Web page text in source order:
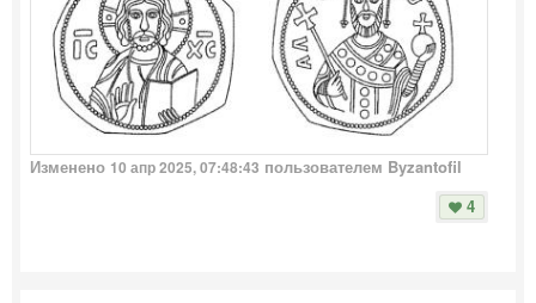
Изменено 10 апр 2025, 07:48:43 пользователем Byzantofil
4